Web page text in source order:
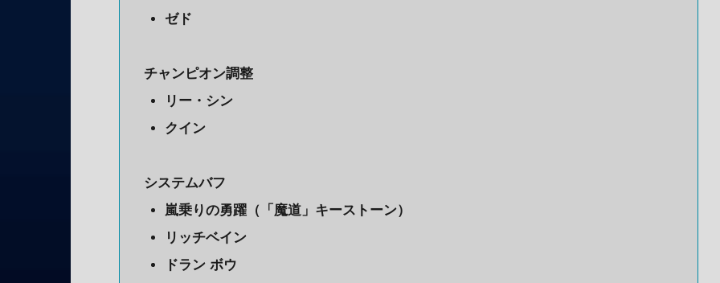
ゼド
チャンピオン調整
リー・シン
クイン
システムバフ
嵐乗りの勇躍（「魔道」キーストーン）
リッチベイン
ドラン ボウ